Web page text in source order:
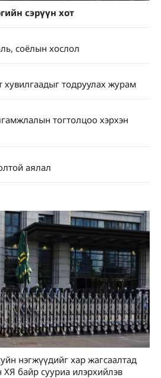
сэрүүн хот
соёлын хослол
хувилгаадыг тодруулах журам
тогтолцоо хэрхэн
аялал
нэгжүүдийг хар жагсаалтад
байр сууриа илэрхийлэв